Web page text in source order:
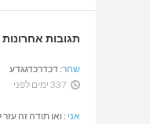
תגובות אחרונות
שחר: דכדרכדגגדע
337 ימים לפני
אני : ואו תודה זה